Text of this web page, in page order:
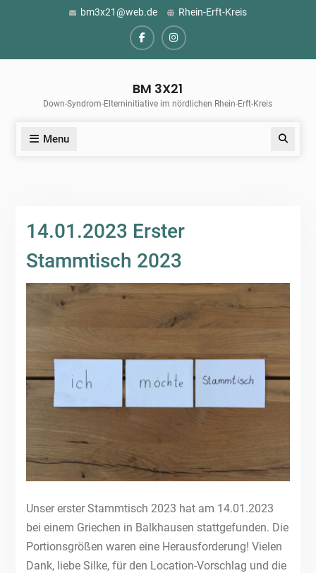
bm3x21@web.de Rhein-Erft-Kreis
FacebookInstagram
BM 3X21
Down-Syndrom-Elterninitiative im nördlichen Rhein-Erft-Kreis
Menu Search
14.01.2023 Erster
Stammtisch 2023
Unser erster Stammtisch 2023 hat am 14.01.2023
bei einem Griechen in Balkhausen stattgefunden. Die
Portionsgrößen waren eine Herausforderung! Vielen
Dank, liebe Silke, für den Location-Vorschlag und die